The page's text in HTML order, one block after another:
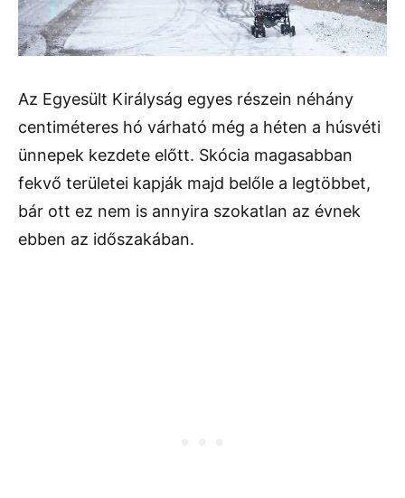
Az Egyesült Királyság egyes részein néhány
centiméteres hó várható még a héten a húsvéti
ünnepek kezdete előtt. Skócia magasabban
fekvő területei kapják majd belőle a legtöbbet,
bár ott ez nem is annyira szokatlan az évnek
ebben az időszakában.